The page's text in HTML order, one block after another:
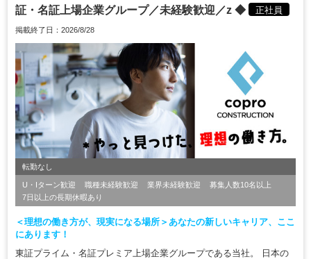
証・名証上場企業グループ／未経験歓迎／z ◆
正社員
掲載終了日：2026/8/28
転勤なし
U・Iターン歓迎 職種未経験歓迎 業界未経験歓迎
募集人数10名以上
7日以上の長期休暇あり
＜理想の働き方が、現実になる場所＞あなたの新しいキャリア、ここ
にあります！
東証プライム・名証プレミア上場企業グループである当社。 日本の